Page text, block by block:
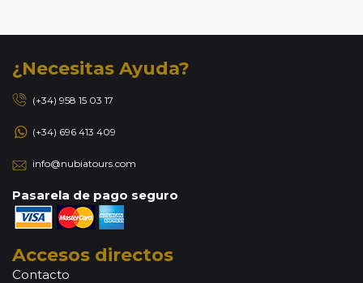
¿Necesitas Ayuda?
(+34) 958 15 03 17
(+34) 696 413 409
info@nubiatours.com
Pasarela de pago seguro
Accesos directos
Contacto